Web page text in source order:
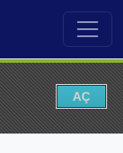
AÇ